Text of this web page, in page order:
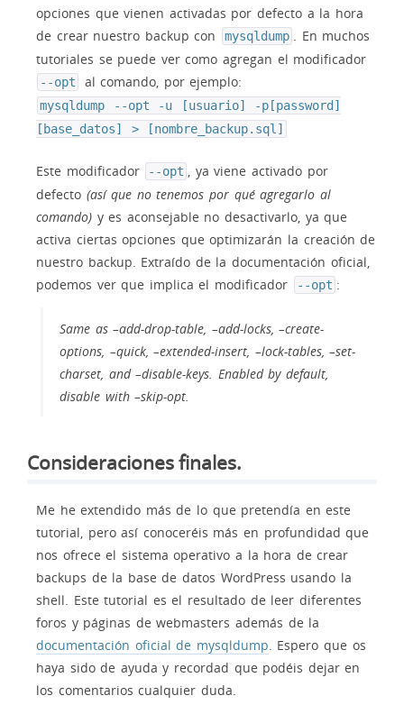
opciones que vienen activadas por defecto a la hora
de crear nuestro backup con
mysqldump . En muchos
tutoriales se puede ver como agregan el modificador
--opt al comando, por ejemplo:
mysqldump --opt -u [usuario] -p[password]
[base_datos] > [nombre_backup.sql]
Este modificador --opt , ya viene activado por
defecto (así que no tenemos por qué agregarlo al
comando) y es aconsejable no desactivarlo, ya que
activa ciertas opciones que optimizarán la creación de
nuestro backup. Extraído de la documentación oficial,
podemos ver que implica el modificador
--opt :
Same as –add-drop-table, –add-locks, –create-
options, –quick, –extended-insert, –lock-tables, –set-
charset, and –disable-keys. Enabled by default,
disable with –skip-opt.
Consideraciones finales.
Me he extendido más de lo que pretendía en este
tutorial, pero así conoceréis más en profundidad que
nos ofrece el sistema operativo a la hora de crear
backups de la base de datos WordPress usando la
shell. Este tutorial es el resultado de leer diferentes
foros y páginas de webmasters además de la
documentación oficial de mysqldump. Espero que os
haya sido de ayuda y recordad que podéis dejar en
los comentarios cualquier duda.